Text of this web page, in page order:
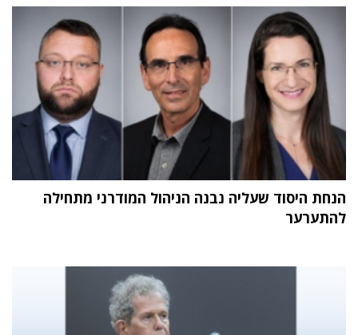
הנחת היסוד שעליה נבנה הניהול המודרני מתחילה
להתערער